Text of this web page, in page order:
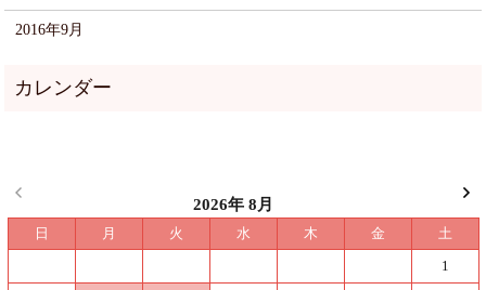
2016年9月
2026年 8月
日 月 火 水 木 金
土
1